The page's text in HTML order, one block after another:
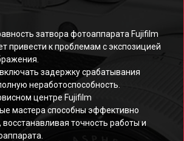
затвора фотоаппарата Fujifilm
привести к проблемам с экспозицией
задержку срабатывания
неработоспособность.
центре Fujifilm
мастера способны эффективно
восстанавливая точность работы и